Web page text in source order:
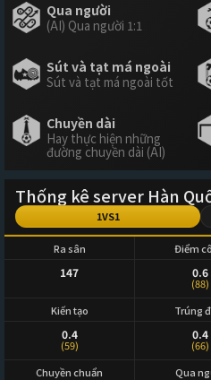
Qua người
(AI) Qua người 1:1
Sút và tạt má ngoài
Sút và tạt má ngoài tốt
Chuyền dài
Hay thực hiện những
đường chuyền dài (AI)
Thống kê server Hàn
1VS1
Ra sân
147
Điểm
0.6
(88)
Kiến tạo
0.4
(59)
Trúng
0.4
(66)
Chuyền chuẩn
Qua